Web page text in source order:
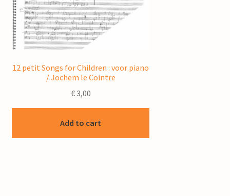
12 petit Songs for Children : voor piano
/ Jochem le Cointre
€3,00
Add to cart